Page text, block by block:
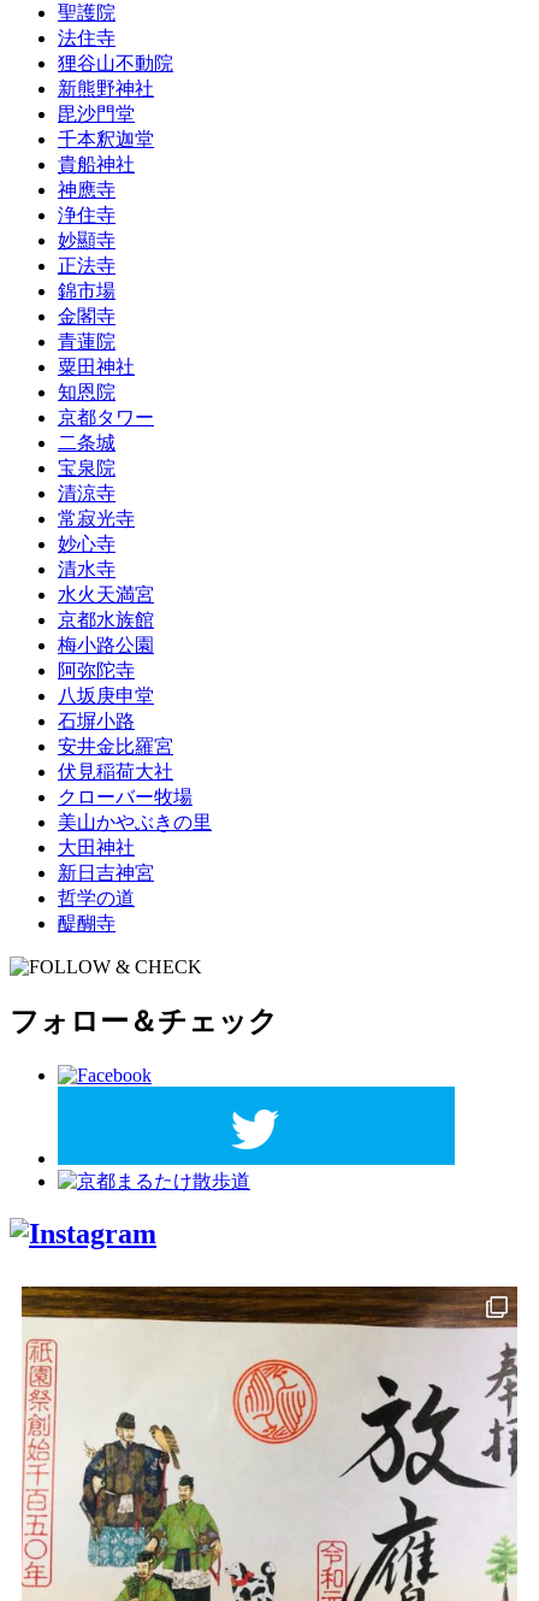
聖護院
法住寺
狸谷山不動院
新熊野神社
毘沙門堂
千本釈迦堂
貴船神社
神應寺
浄住寺
妙顯寺
正法寺
錦市場
金閣寺
青蓮院
粟田神社
知恩院
京都タワー
二条城
宝泉院
清涼寺
常寂光寺
妙心寺
清水寺
水火天満宮
京都水族館
梅小路公園
阿弥陀寺
八坂庚申堂
石塀小路
安井金比羅宮
伏見稲荷大社
クローバー牧場
美山かやぶきの里
大田神社
新日吉神宮
哲学の道
醍醐寺
フォロー＆チェック